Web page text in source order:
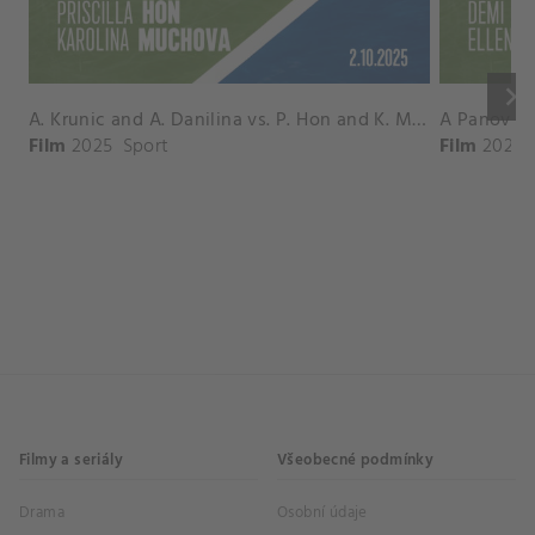
keyboard_arrow_right
A. Krunic and A. Danilina vs. P. Hon and K. Muchova Match Highlights - BEIJING_Capital Group Diamond ( October 02, 2025)
Film 2025 Sport Film 2026
Filmy a seriály
Drama
Všeobecné podmínky
Osobní údaje